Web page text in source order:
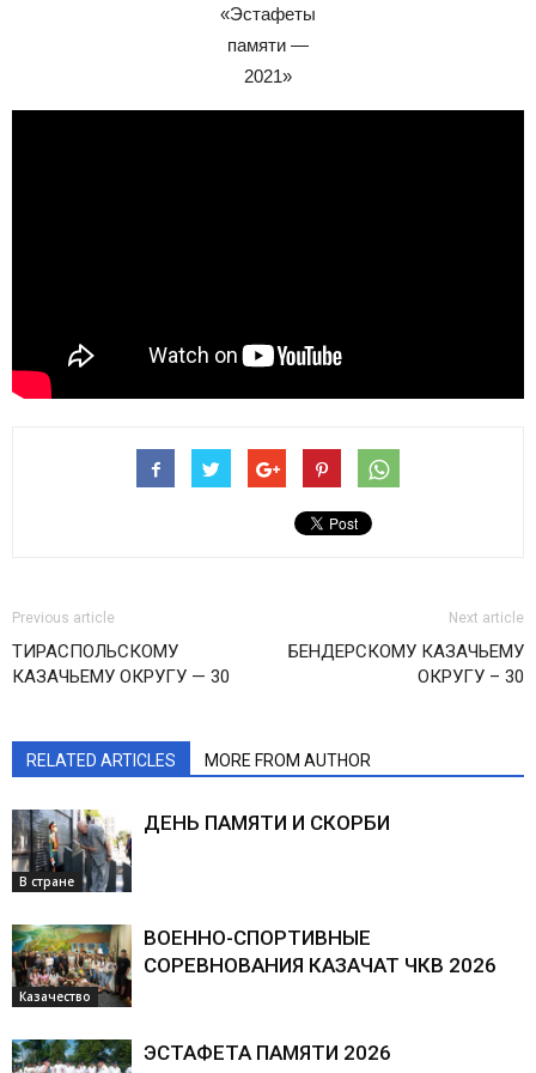
«Эстафеты
памяти —
2021»
Previous article
ТИРАСПОЛЬСКОМУ
КАЗАЧЬЕМУ ОКРУГУ — 30
Next article
БЕНДЕРСКОМУ КАЗАЧЬЕМУ
ОКРУГУ – 30
RELATED ARTICLES MORE FROM AUTHOR
В стране
ДЕНЬ ПАМЯТИ И СКОРБИ
Казачество
ВОЕННО-СПОРТИВНЫЕ
СОРЕВНОВАНИЯ КАЗАЧАТ ЧКВ 2026
ЭСТАФЕТА ПАМЯТИ 2026